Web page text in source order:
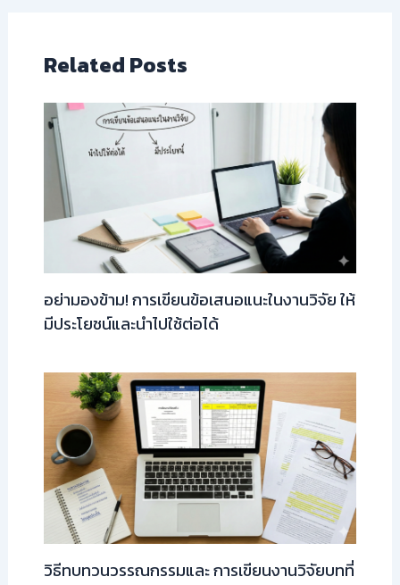
Related Posts
อย่ามองข้าม! การเขียนข้อเสนอแนะในงานวิจัย ให้
มีประโยชน์และนำไปใช้ต่อได้
วิธีทบทวนวรรณกรรมและ การเขียนงานวิจัยบทที่